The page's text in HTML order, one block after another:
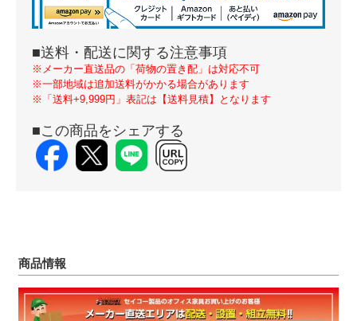
■送料・配送に関する注意事項
※メーカー直送品の「荷物の置き配」は対応不可
※一部地域は追加送料がかかる場合があります
※「送料+9,999円」表記は【送料見積】となります
■この商品をシェアする
商品情報